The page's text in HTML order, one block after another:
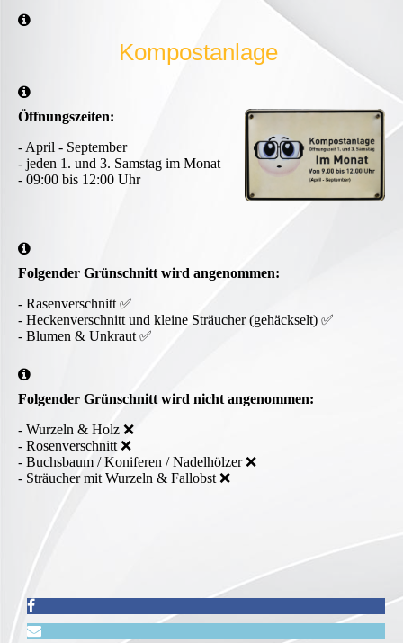
Kompostanlage
Öffnungszeiten:
- April - September
- jeden 1. und 3. Samstag im Monat
- 09:00 bis 12:00 Uhr
Folgender Grünschnitt wird angenommen:
- Rasenverschnitt ✅
- Heckenverschnitt und kleine Sträucher (gehäckselt) ✅
- Blumen & Unkraut ✅
Folgender Grünschnitt wird nicht angenommen:
- Wurzeln & Holz ❌
- Rosenverschnitt ❌
- Buchsbaum / Koniferen / Nadelhölzer ❌
- Sträucher mit Wurzeln & Fallobst ❌